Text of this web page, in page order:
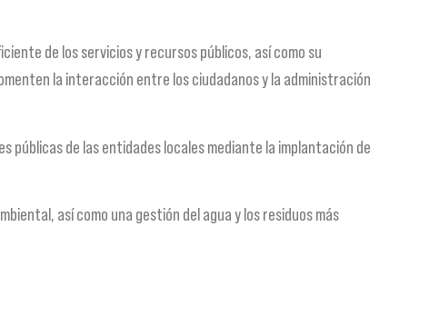
de los servicios y recursos públicos, así como su
la interacción entre los ciudadanos y la administración
de las entidades locales mediante la implantación de
así como una gestión del agua y los residuos más